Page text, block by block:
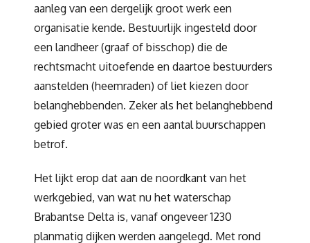
aanleg van een dergelijk groot werk een
organisatie kende. Bestuurlijk ingesteld door
een landheer (graaf of bisschop) die de
rechtsmacht uitoefende en daartoe bestuurders
aanstelden (heemraden) of liet kiezen door
belanghebbenden. Zeker als het belanghebbend
gebied groter was en een aantal buurschappen
betrof.
Het lijkt erop dat aan de noordkant van het
werkgebied, van wat nu het waterschap
Brabantse Delta is, vanaf ongeveer 1230
planmatig dijken werden aangelegd. Met rond